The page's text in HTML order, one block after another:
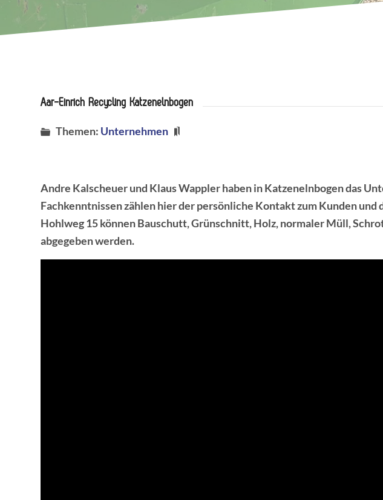
Aar-Einrich Recycling Katzenelnbogen
Themen: Unternehmen
Andre Kalscheuer und Klaus Wappler haben in Katzenelnbogen das
Fachkenntnissen zählen hier der persönliche Kontakt zum Kunden
Hohlweg 15 können Bauschutt, Grünschnitt, Holz, normaler Müll,
abgegeben werden.